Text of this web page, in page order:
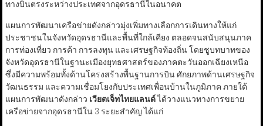
ทางบินตรงระหว่างประเทศจากอุดรธานีในอนาคต
แผนการพัฒนาเครือข่ายดังกล่าวมุ่งเพิ่มทางเลือกการเดินทางให้แก่
ประชาชนในจังหวัดอุดรธานีและพื้นที่ใกล้เคียง ตลอดจนสนับสนุนภาค
การท่องเที่ยว การค้า การลงทุน และเศรษฐกิจท้องถิ่น โดยชูบทบาทของ
จังหวัดอุดรธานีในฐานะเมืองยุทธศาสตร์ของภาคตะวันออกเฉียงเหนือ
ซึ่งมีความพร้อมทั้งด้านโครงสร้างพื้นฐานการบิน ศักยภาพด้านเศรษฐกิจ
วัฒนธรรม และความเชื่อมโยงกับประเทศเพื่อนบ้านในภูมิภาค ภายใต้
แผนการพัฒนาดังกล่าว เวียตเจ็ทไทยแลนด์ได้วางแนวทางการขยาย
เครือข่ายจากอุดรธานีใน 3 ระยะสำคัญ ได้แก่